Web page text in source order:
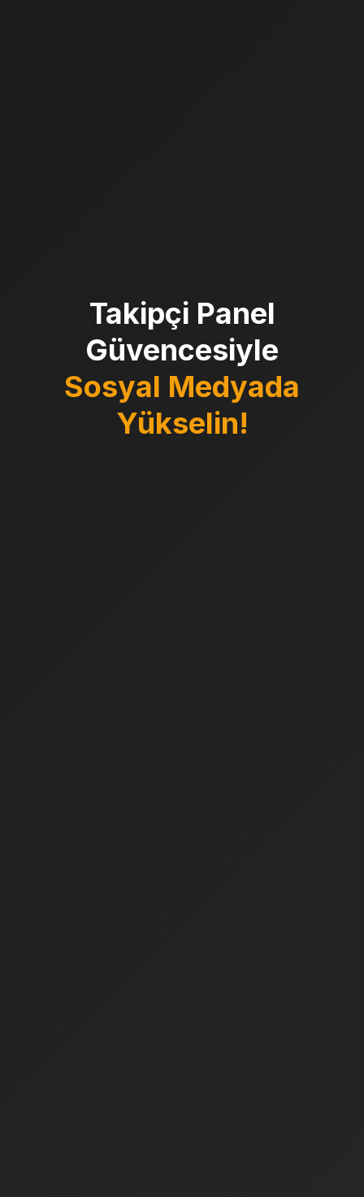
Takipçi Panel
Güvencesiyle
Sosyal Medyada
Yükselin!